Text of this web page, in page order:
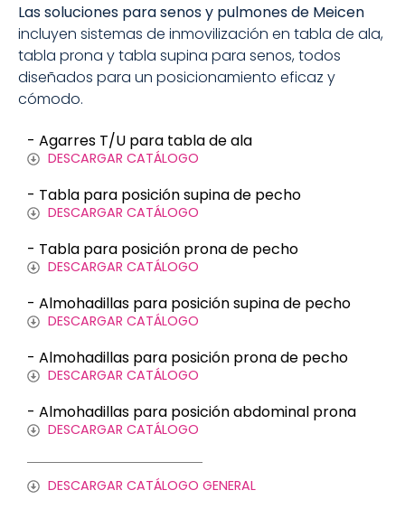
Las soluciones para senos y pulmones de Meicen
incluyen sistemas de inmovilización en tabla de ala,
tabla prona y tabla supina para senos, todos
diseñados para un posicionamiento eficaz y
cómodo.
- Agarres T/U para tabla de ala
DESCARGAR CATÁLOGO
- Tabla para posición supina de pecho
DESCARGAR CATÁLOGO
- Tabla para posición prona de pecho
DESCARGAR CATÁLOGO
- Almohadillas para posición supina de pecho
DESCARGAR CATÁLOGO
- Almohadillas para posición prona de pecho
DESCARGAR CATÁLOGO
- Almohadillas para posición abdominal prona
DESCARGAR CATÁLOGO
DESCARGAR CATÁLOGO GENERAL